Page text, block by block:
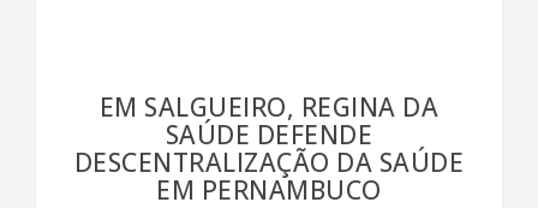
EM SALGUEIRO, REGINA DA
SAÚDE DEFENDE
DESCENTRALIZAÇÃO DA SAÚDE
EM PERNAMBUCO